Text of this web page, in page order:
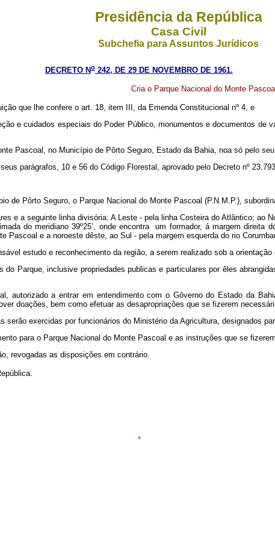
Presidência da República
Casa Civil
Subchefia para Assuntos Jurídicos
DECRETO No 242, DE 29 DE NOVEMBRO DE 1961.
Cria o Parque Nacional do Monte
que lhe confere o art. 18, item III, da Emenda Constitucional nº 4, e
e cuidados especiais do Poder Público, monumentos e documentos
Pascoal, no Município de Pôrto Seguro, Estado da Bahia, noa só pelo
parágrafos, 10 e 56 do Código Florestal, aprovado pelo Decreto nº
de Pôrto Seguro, o Parque Nacional do Monte Pascoal (P.N.M.P.),
e a seguinte linha divisória: A Leste - pela linha Costeira do Atlântico; ao
do meridiano 39º25’, onde encontra um formador, á margem direita
e a noroeste dêste, ao Sul - pela margem esquerda do rio
estudo e reconhecimento da região, a serem realizado sob a
Parque, inclusive propriedades publicas e particulares por êles
autorizado a entrar em entendimento com o Gôverno do Estado da
doações, bem como efetuar as desapropriações que se fizerem
exercidas por funcionários do Ministério da Agricultura, designados
para o Parque Nacional do Monte Pascoal e as instruções que se
revogadas as disposições em contrário.
*